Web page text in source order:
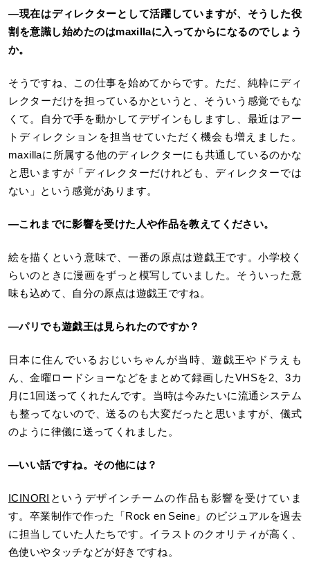
―現在はディレクターとして活躍していますが、そうした役
割を意識し始めたのはmaxillaに入ってからになるのでしょう
か。
そうですね、この仕事を始めてからです。ただ、純粋にディ
レクターだけを担っているかというと、そういう感覚でもな
くて。自分で手を動かしてデザインもしますし、最近はアー
トディレクションを担当せていただく機会も増えました。
maxillaに所属する他のディレクターにも共通しているのかな
と思いますが「ディレクターだけれども、ディレクターでは
ない」という感覚があります。
―これまでに影響を受けた人や作品を教えてください。
絵を描くという意味で、一番の原点は遊戯王です。小学校く
らいのときに漫画をずっと模写していました。そういった意
味も込めて、自分の原点は遊戯王ですね。
―パリでも遊戯王は見られたのですか？
日本に住んでいるおじいちゃんが当時、遊戯王やドラえも
ん、金曜ロードショーなどをまとめて録画したVHSを2、3カ
月に1回送ってくれたんです。当時は今みたいに流通システム
も整ってないので、送るのも大変だったと思いますが、儀式
のように律儀に送ってくれました。
―いい話ですね。その他には？
ICINORI というデザインチームの作品も影響を受けていま
す。卒業制作で作った「Rock en Seine」のビジュアルを過去
に担当していた人たちです。イラストのクオリティが高く、
色使いやタッチなどが好きですね。